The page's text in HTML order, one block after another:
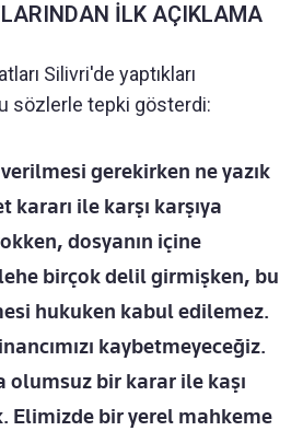
İLK AÇIKLAMA
Silivri'de yaptıkları
sözlerle tepki gösterdi:
gerekirken ne yazık
kararı ile karşı karşıya
dosyanın içine
birçok delil girmişken, bu
hukuken kabul edilemez.
kaybetmeyeceğiz.
olumsuz bir karar ile kaşı
Elimizde bir yerel mahkeme